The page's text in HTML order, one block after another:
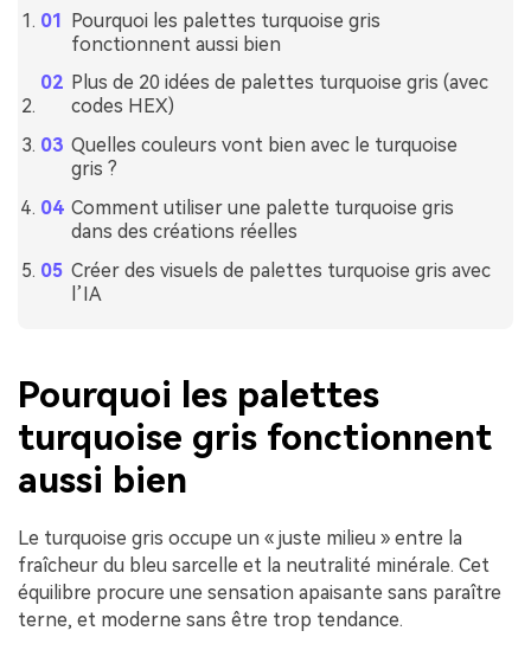
Pourquoi les palettes turquoise gris
fonctionnent aussi bien
Plus de 20 idées de palettes turquoise gris (avec
codes HEX)
Quelles couleurs vont bien avec le turquoise
gris ?
Comment utiliser une palette turquoise gris
dans des créations réelles
Créer des visuels de palettes turquoise gris avec
l’IA
Pourquoi les palettes
turquoise gris fonctionnent
aussi bien
Le turquoise gris occupe un « juste milieu » entre la
fraîcheur du bleu sarcelle et la neutralité minérale. Cet
équilibre procure une sensation apaisante sans paraître
terne, et moderne sans être trop tendance.